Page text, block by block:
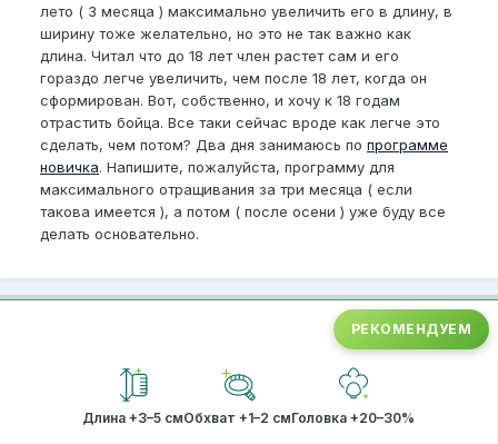
лето ( 3 месяца ) максимально увеличить его в длину, в
ширину тоже желательно, но это не так важно как
длина. Читал что до 18 лет член растет сам и его
гораздо легче увеличить, чем после 18 лет, когда он
сформирован. Вот, собственно, и хочу к 18 годам
отрастить бойца. Все таки сейчас вроде как легче это
сделать, чем потом? Два дня занимаюсь по программе
новичка. Напишите, пожалуйста, программу для
максимального отращивания за три месяца ( если
такова имеется ), а потом ( после осени ) уже буду все
делать основательно.
РЕКОМЕНДУЕМ
Длина +3–5 смОбхват +1–2 смГоловка +20–30%